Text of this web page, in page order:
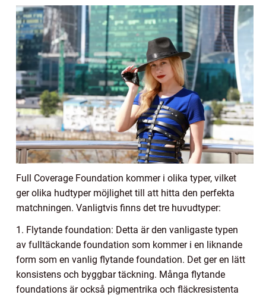
Full Coverage Foundation kommer i olika typer, vilket
ger olika hudtyper möjlighet till att hitta den perfekta
matchningen. Vanligtvis finns det tre huvudtyper:
1. Flytande foundation: Detta är den vanligaste typen
av fulltäckande foundation som kommer i en liknande
form som en vanlig flytande foundation. Det ger en lätt
konsistens och byggbar täckning. Många flytande
foundations är också pigmentrika och fläckresistenta